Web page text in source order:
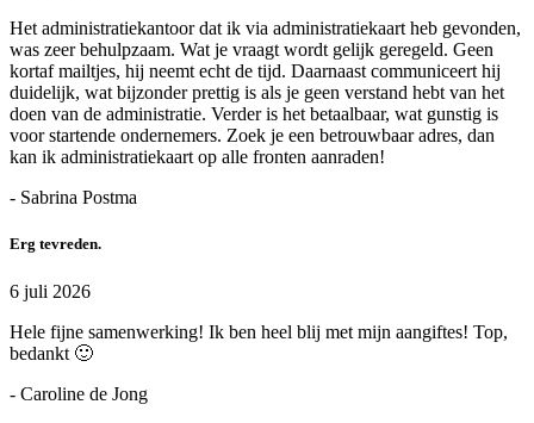
Het administratiekantoor dat ik via administratiekaart heb gevonden,
was zeer behulpzaam. Wat je vraagt wordt gelijk geregeld. Geen
kortaf mailtjes, hij neemt echt de tijd. Daarnaast communiceert hij
duidelijk, wat bijzonder prettig is als je geen verstand hebt van het
doen van de administratie. Verder is het betaalbaar, wat gunstig is
voor startende ondernemers. Zoek je een betrouwbaar adres, dan
kan ik administratiekaart op alle fronten aanraden!
- Sabrina Postma
Erg tevreden.
6 juli 2026
Hele fijne samenwerking! Ik ben heel blij met mijn aangiftes! Top,
bedankt 🙂
- Caroline de Jong